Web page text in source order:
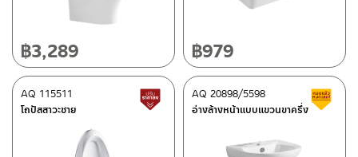
662/61-62 ถนน พระราม3 แขวงบางโพงพาง เขตยานนาวา กรุงเทพฯ
โทร: 02-358-0080 / 080-075-8668 / 091-545-0556
ศูนย์บริการและอะไหล่ เชียงใหม่
118/33 โครงการอรสิริน ม.8 ต.สันปูเลย อ.ดอยสะเก็ด เชียงใหม่
ติดต่อ ชาญไพบูลย์ / Contact Us คลิกที่นี่
฿3,289 ฿979
โถปัสสาวะชาย
AQ 115511 สินค้าปรับราคาลดลง
อ่างล้างหน้าแบบแขวนขาครึ่ง
AQ 20898/5598